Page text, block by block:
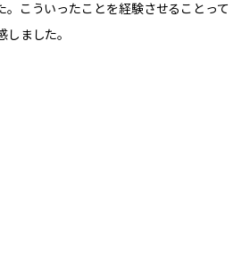
。こういったことを経験させることって
ました。